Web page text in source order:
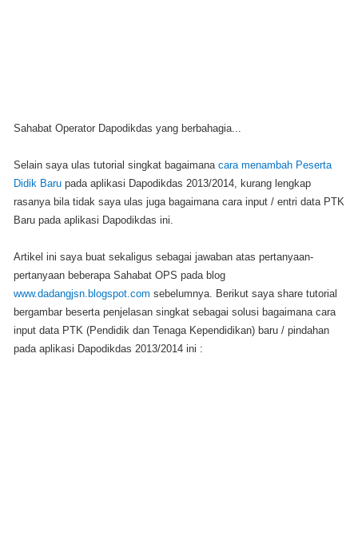
Sahabat Operator Dapodikdas yang berbahagia...
Selain saya ulas tutorial singkat bagaimana cara menambah Peserta
Didik Baru pada aplikasi Dapodikdas 2013/2014, kurang lengkap
rasanya bila tidak saya ulas juga bagaimana cara input / entri data PTK
Baru pada aplikasi Dapodikdas ini.
Artikel ini saya buat sekaligus sebagai jawaban atas pertanyaan-
pertanyaan beberapa Sahabat OPS pada blog
www.dadangjsn.blogspot.com sebelumnya. Berikut saya share tutorial
bergambar beserta penjelasan singkat sebagai solusi bagaimana cara
input data PTK (Pendidik dan Tenaga Kependidikan) baru / pindahan
pada aplikasi Dapodikdas 2013/2014 ini :